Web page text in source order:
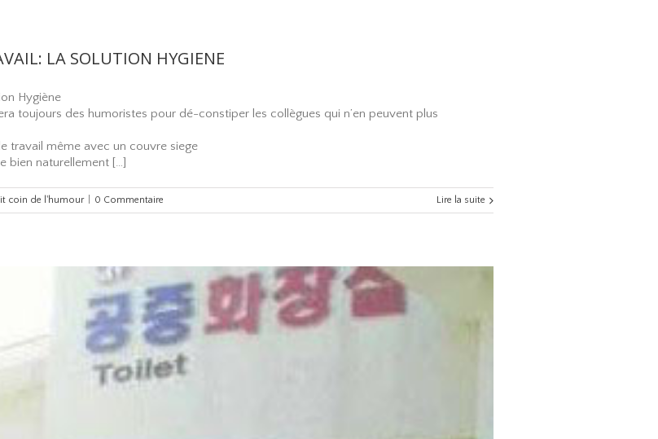
LA SOLUTION HYGIENE
Hygiène
toujours des humoristes pour dé-constiper les collègues qui n’en peuvent plus
travail même avec un couvre siege
bien naturellement […]
coin de l'humour 0 Commentaire Lire la suite